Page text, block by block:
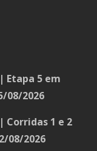
Etapa 5 em
08/2026
Corridas 1 e 2
08/2026